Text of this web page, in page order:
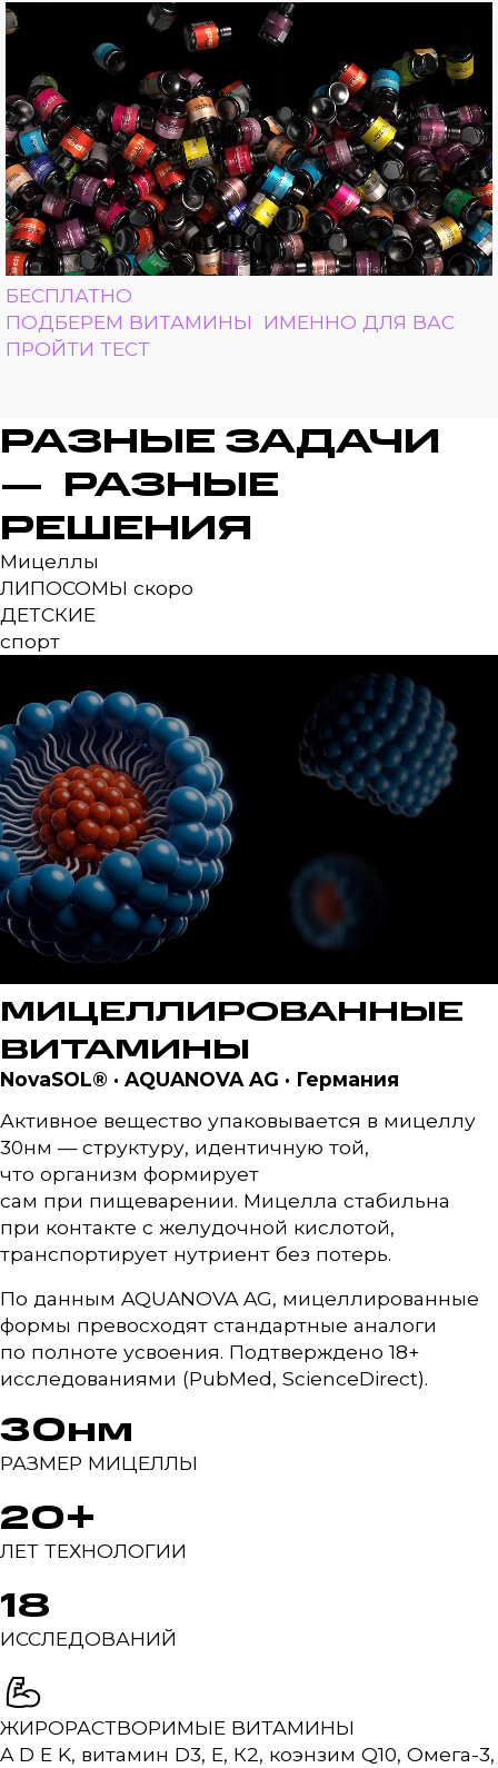
БЕСПЛАТНО
ПОДБЕРЕМ ВИТАМИНЫ ИМЕННО ДЛЯ ВАС
ПРОЙТИ ТЕСТ
РАЗНЫЕ ЗАДАЧИ
— РАЗНЫЕ
РЕШЕНИЯ
Мицеллы
ЛИПОСОМЫ скоро
ДЕТСКИЕ
спорт
МИЦЕЛЛИРОВАННЫЕ
ВИТАМИНЫ
NovaSOL® · AQUANOVA AG · Германия
Активное вещество упаковывается в мицеллу
30нм — структуру, идентичную той,
что организм формирует
сам при пищеварении. Мицелла стабильна
при контакте с желудочной кислотой,
транспортирует нутриент без потерь.
По данным AQUANOVA AG, мицеллированные
формы превосходят стандартные аналоги
по полноте усвоения. Подтверждено 18+
исследованиями (PubMed, ScienceDirect).
30нм
РАЗМЕР МИЦЕЛЛЫ
20+
ЛЕТ ТЕХНОЛОГИИ
18
ИССЛЕДОВАНИЙ
ЖИРОРАСТВОРИМЫЕ ВИТАМИНЫ
A D E K, витамин D3, Е, К2, коэнзим Q10, Омега-3,